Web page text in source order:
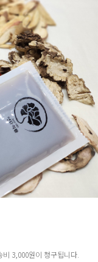
3,000원이 청구됩니다.